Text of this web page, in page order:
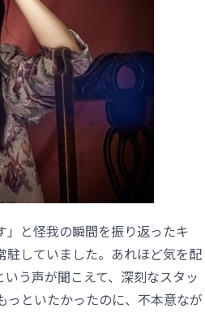
」と怪我の瞬間を振り返ったキ
していました。あれほど気を配
う声が聞こえて、深刻なスタッ
っといたかったのに、不本意なが